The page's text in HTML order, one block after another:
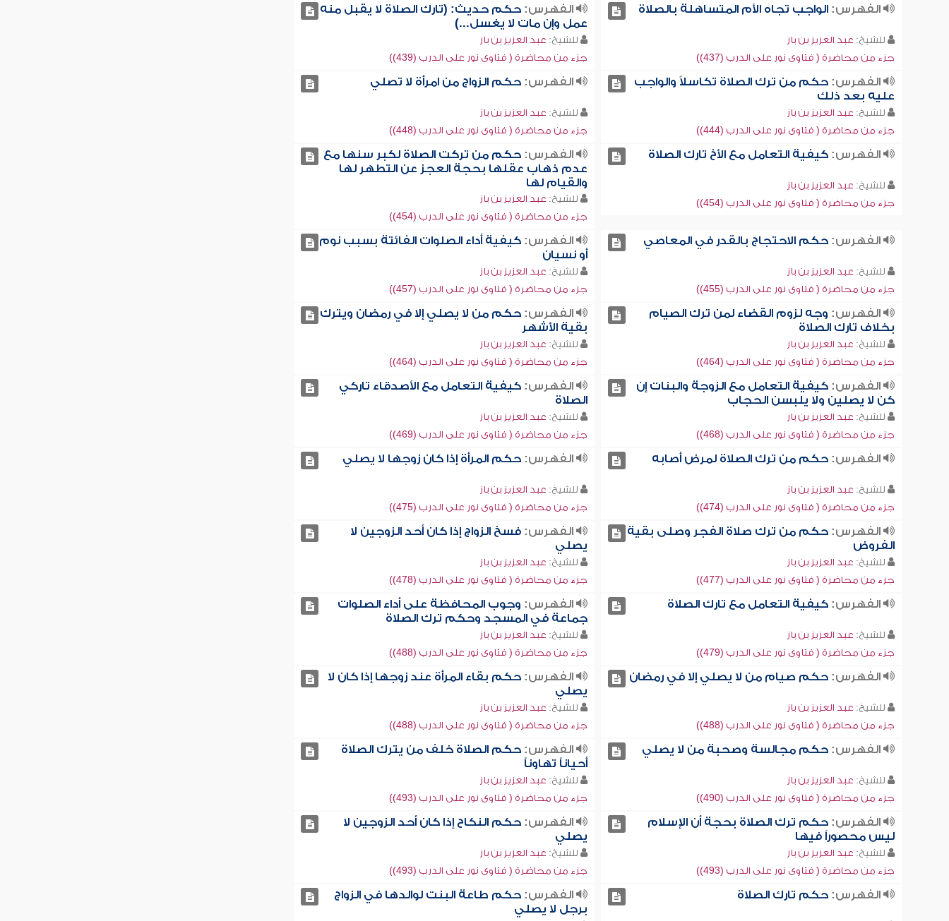
الفهرس:الواجب تجاه الأم المتساهلة بالصلاة
للشيخ: عبد العزيز بن باز
جزء من محاضرة ( فتاوى نور على الدرب (437))
الفهرس: حكم حديث: (تارك الصلاة لا يقبل منه
عمل وإن مات لا يغسل...)
للشيخ: عبد العزيز بن باز
جزء من محاضرة ( فتاوى نور على الدرب (439))
الفهرس:حكم من ترك الصلاة تكاسلاً والواجب
عليه بعد ذلك
للشيخ: عبد العزيز بن باز
جزء من محاضرة ( فتاوى نور على الدرب (444))
الفهرس: حكم الزواج من امرأة لا تصلي
للشيخ: عبد العزيز بن باز
جزء من محاضرة ( فتاوى نور على الدرب (448))
الفهرس:كيفية التعامل مع الأخ تارك الصلاة
للشيخ: عبد العزيز بن باز
جزء من محاضرة ( فتاوى نور على الدرب (454))
الفهرس: حكم من تركت الصلاة لكبر سنها مع
عدم ذهاب عقلها بحجة العجز عن التطهر لها
والقيام لها
للشيخ: عبد العزيز بن باز
جزء من محاضرة ( فتاوى نور على الدرب (454))
الفهرس:حكم الاحتجاج بالقدر في المعاصي
للشيخ: عبد العزيز بن باز
جزء من محاضرة ( فتاوى نور على الدرب (455))
الفهرس: كيفية أداء الصلوات الفائتة بسبب نوم
أو نسيان
للشيخ: عبد العزيز بن باز
جزء من محاضرة ( فتاوى نور على الدرب (457))
الفهرس: وجه لزوم القضاء لمن ترك الصيام
بخلاف تارك الصلاة
للشيخ: عبد العزيز بن باز
جزء من محاضرة ( فتاوى نور على الدرب (464))
الفهرس: حكم من لا يصلي إلا في رمضان ويترك
بقية الأشهر
للشيخ: عبد العزيز بن باز
جزء من محاضرة ( فتاوى نور على الدرب (464))
الفهرس:كيفية التعامل مع الزوجة والبنات إن
كن لا يصلين ولا يلبسن الحجاب
للشيخ: عبد العزيز بن باز
جزء من محاضرة ( فتاوى نور على الدرب (468))
الفهرس: كيفية التعامل مع الأصدقاء تاركي
الصلاة
للشيخ: عبد العزيز بن باز
جزء من محاضرة ( فتاوى نور على الدرب (469))
الفهرس:حكم من ترك الصلاة لمرض أصابه
للشيخ: عبد العزيز بن باز
جزء من محاضرة ( فتاوى نور على الدرب (474))
الفهرس: حكم المرأة إذا كان زوجها لا يصلي
للشيخ: عبد العزيز بن باز
جزء من محاضرة ( فتاوى نور على الدرب (475))
الفهرس:حكم من ترك صلاة الفجر وصلى بقية
الفروض
للشيخ: عبد العزيز بن باز
جزء من محاضرة ( فتاوى نور على الدرب (477))
الفهرس: فسخ الزواج إذا كان أحد الزوجين لا
يصلي
للشيخ: عبد العزيز بن باز
جزء من محاضرة ( فتاوى نور على الدرب (478))
الفهرس:كيفية التعامل مع تارك الصلاة
للشيخ: عبد العزيز بن باز
جزء من محاضرة ( فتاوى نور على الدرب (479))
الفهرس: وجوب المحافظة على أداء الصلوات
جماعة في المسجد وحكم ترك الصلاة
للشيخ: عبد العزيز بن باز
جزء من محاضرة ( فتاوى نور على الدرب (488))
الفهرس:حكم صيام من لا يصلي إلا في رمضان
للشيخ: عبد العزيز بن باز
جزء من محاضرة ( فتاوى نور على الدرب (488))
الفهرس: حكم بقاء المرأة عند زوجها إذا كان لا
يصلي
للشيخ: عبد العزيز بن باز
جزء من محاضرة ( فتاوى نور على الدرب (488))
الفهرس:حكم مجالسة وصحبة من لا يصلي
للشيخ: عبد العزيز بن باز
جزء من محاضرة ( فتاوى نور على الدرب (490))
الفهرس: حكم الصلاة خلف من يترك الصلاة
أحياناً تهاوناً
للشيخ: عبد العزيز بن باز
جزء من محاضرة ( فتاوى نور على الدرب (493))
الفهرس:حكم ترك الصلاة بحجة أن الإسلام
ليس محصوراً فيها
للشيخ: عبد العزيز بن باز
جزء من محاضرة ( فتاوى نور على الدرب (493))
الفهرس: حكم النكاح إذا كان أحد الزوجين لا
يصلي
للشيخ: عبد العزيز بن باز
جزء من محاضرة ( فتاوى نور على الدرب (493))
الفهرس:حكم تارك الصلاة الفهرس: حكم طاعة البنت لوالدها في الزواج
برجل لا يصلي